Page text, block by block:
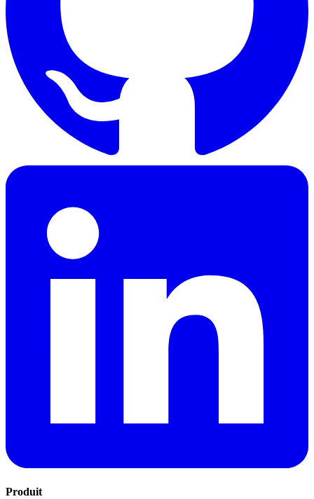
Produit